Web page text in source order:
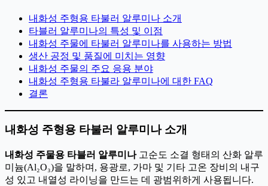
내화성 주형용 타불러 알루미나 소개
타블러 알루미나의 특성 및 이점
내화성 주물에 타불러 알루미나를 사용하는 방법
생산 공정 및 품질에 미치는 영향
내화성 주물의 주요 응용 분야
내화성 주형용 타불라 알루미나에 대한 FAQ
결론
내화성 주형용 타불러 알루미나 소개
내화성 주물용 타블러 알루미나고순도 소결 형태의 산화 알루
미늄(Al₂O₃)을 말하며, 용광로, 가마 및 기타 고온 장비의 내구
성 있고 내열성 라이닝을 만드는 데 광범위하게 사용됩니다.